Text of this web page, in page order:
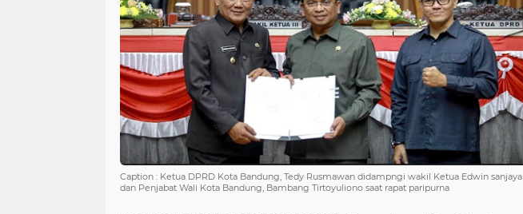
Caption : Ketua DPRD Kota Bandung, Tedy Rusmawan didampngi wakil Ketua Edwin sanjaya
dan Penjabat Wali Kota Bandung, Bambang Tirtoyuliono saat rapat paripurna